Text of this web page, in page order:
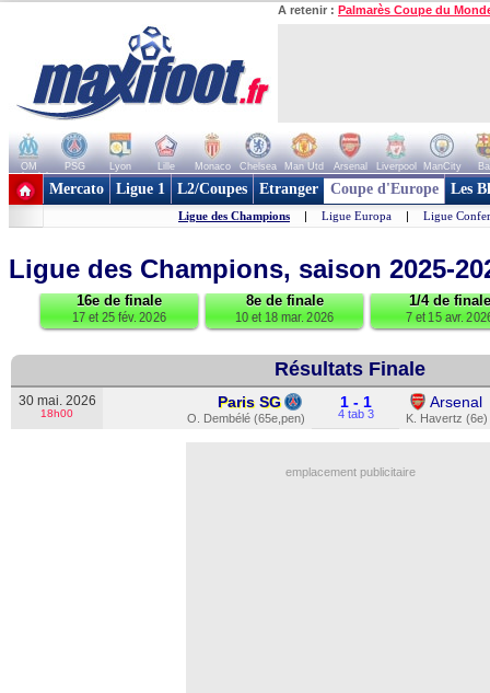
A retenir : Palmarès Coupe du
OM PSG Lyon Lille Monaco Chelsea Man Utd Arsenal Liverpool ManCity
+ de clubs
Mercato Ligue 1 L2/Coupes Etranger Coupe d'Europe Les
Ligue des Champions | Ligue Europa | Ligue
Ligue des Champions, saison 2025-
16e de finale
17 et 25 fév. 2026
8e de finale
10 et 18 mar. 2026
1/4 de finale
7 et 15 avr.
Résultats Finale
30 mai. 2026
18h00
Paris SG
O. Dembélé (65e,pen)
1 - 1
4 tab 3
Arsenal
K. Havertz (6e)
emplacement publicitaire